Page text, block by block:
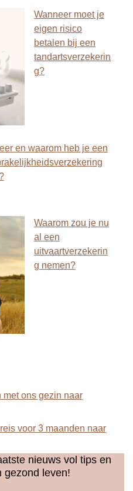
Wanneer moet je
eigen risico
betalen bij een
tandartsverzekerin
g?
en waarom heb je een
Waarom zou je nu
al een
uitvaartverzekerin
g nemen?
met ons gezin naar
voor 3 maanden naar
nieuws vol tips en
gezond leven!